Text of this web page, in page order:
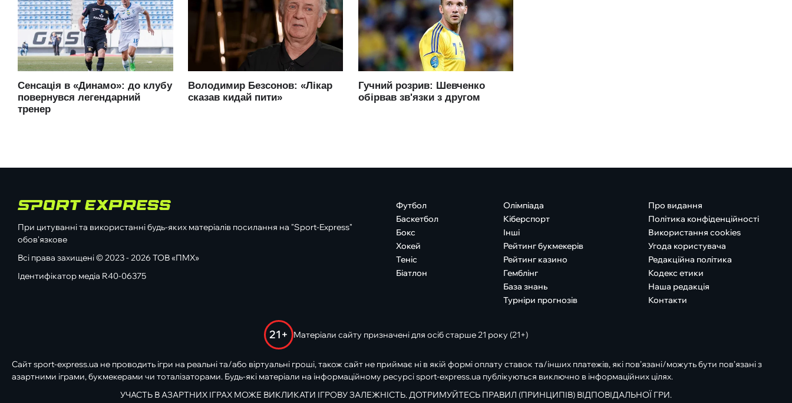
При цитуванні та використанні будь-яких матеріалів посилання на "Sport-Express"
обов'язкове
Всі права захищені © 2023 - 2026 ТОВ «ПМХ»
Ідентифікатор медіа R40-06375
Футбол
Баскетбол
Бокс
Хокей
Теніс
Біатлон
Олімпіада
Кіберспорт
Інші
Рейтинг букмекерів
Рейтинг казино
Гемблінг
База знань
Турніри прогнозів
Про видання
Політика конфіденційності
Використання cookies
Угода користувача
Редакційна політика
Кодекс етики
Наша редакція
Контакти
21+ Матеріали сайту призначені для осіб старше 21 року (21+)
Сайт sport-express.ua не проводить ігри на реальні та/або віртуальні гроші, також сайт не приймає ні в якій формі оплату ставок та/інших платежів, які пов’язані/можуть бути пов’язані з
азартними іграми, букмекерами чи тоталізаторами. Будь-які матеріали на інформаційному ресурсі sport-express.ua публікуються виключно в інформаційних цілях.
УЧАСТЬ В АЗАРТНИХ ІГРАХ МОЖЕ ВИКЛИКАТИ ІГРОВУ ЗАЛЕЖНІСТЬ. ДОТРИМУЙТЕСЬ ПРАВИЛ (ПРИНЦИПІВ) ВІДПОВІДАЛЬНОЇ ГРИ.